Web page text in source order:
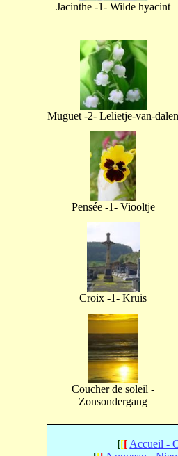
Jacinthe -1- Wilde hyacint
Muguet -2- Lelietje-van-dalen
Pensée -1- Viooltje
Croix -1- Kruis
Coucher de soleil -
Zonsondergang
[[[ Accueil -